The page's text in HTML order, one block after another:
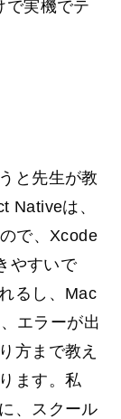
で実機でテ
と先生が教
Nativeは、
で、Xcode
やすいで
るし、Mac
エラーが出
方まで教え
ます。私
、スクール